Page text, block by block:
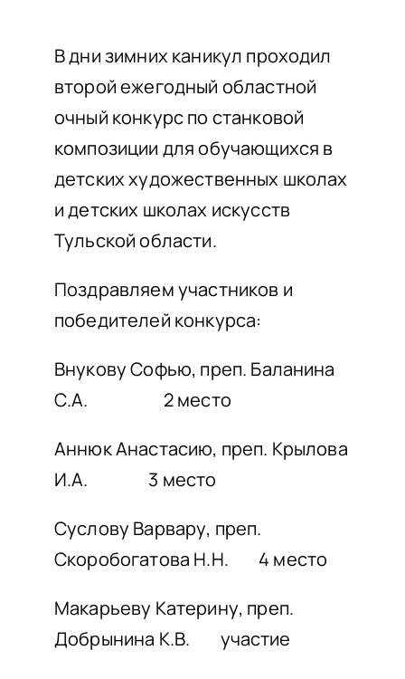
О ПРИЕМЕ
ОБУЧАЮЩИМСЯ
СВЕДЕНИЯ ОБ ОО
КОНТАКТЫ
В дни зимних каникул проходил
второй ежегодный областной
очный конкурс по станковой
композиции для обучающихся в
детских художественных школах
и детских школах искусств
Тульской области.
Поздравляем участников и
победителей конкурса:
Внукову Софью, преп. Баланина
С.А. 2 место
Аннюк Анастасию, преп. Крылова
И.А. 3 место
Суслову Варвару, преп.
Скоробогатова Н.Н. 4 место
Макарьеву Катерину, преп.
Добрынина К.В. участие